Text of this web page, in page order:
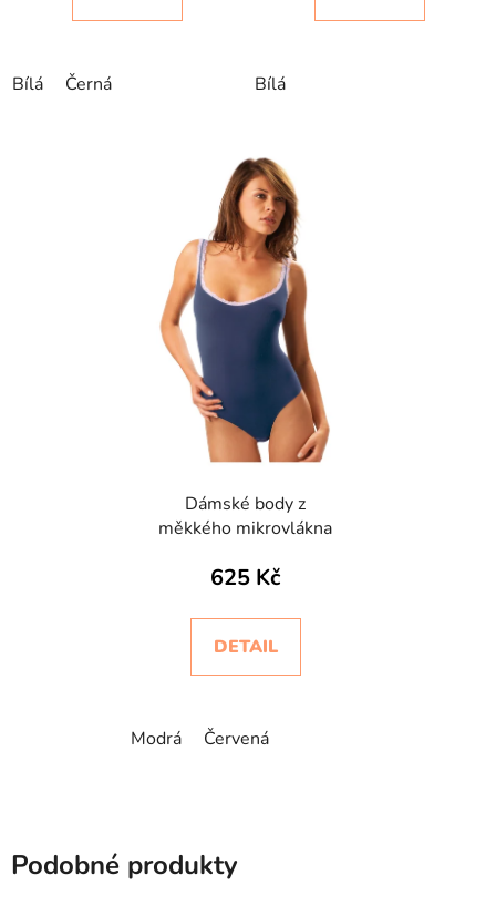
Bílá Černá Bílá
Dámské body z
měkkého mikrovlákna
625 Kč
DETAIL
Modrá Červená
Podobné produkty